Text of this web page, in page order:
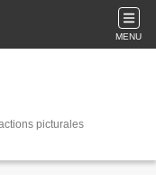
MENU
picturales